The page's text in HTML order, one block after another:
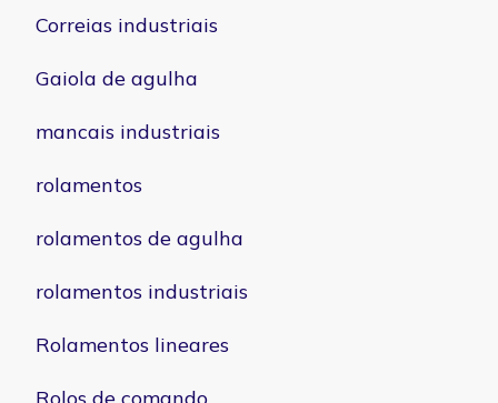
Correias industriais
Gaiola de agulha
mancais industriais
rolamentos
rolamentos de agulha
rolamentos industriais
Rolamentos lineares